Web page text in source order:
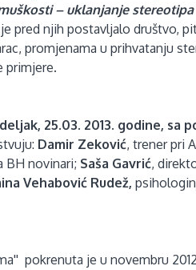
– uklanjanje
pred njih postavljalo društvo,
promjenama u prihvatanju
primjere.
25.03. 2013. godine, sa
Damir Zeković, trener pri
BH novinari; Saša Gavrić,
Vehabović Rudež,
pokrenuta je u novembru